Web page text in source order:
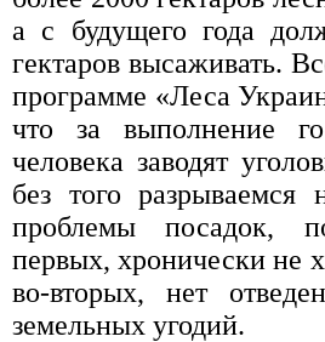
а с будущего года
гектаров высаживать.
программе «Леса
что за выполнение
человека заводят
без того разрываемся
проблемы посадок,
первых, хронически не
во-вторых, нет
земельных угодий.